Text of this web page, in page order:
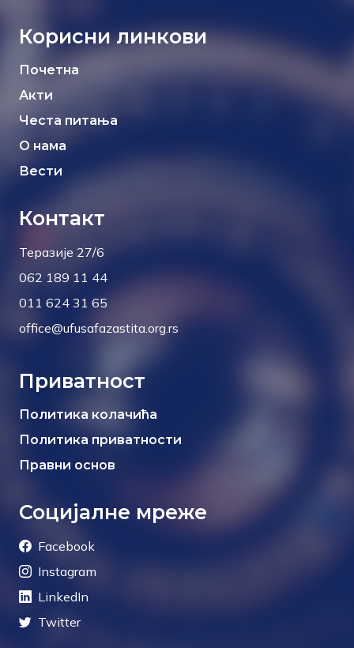
Корисни линкови
Почетна
Акти
Честа питања
О нама
Вести
Контакт
Теразије 27/6
062 189 11 44
011 624 31 65
office@ufusafazastita.org.rs
Приватност
Политика колачића
Политика приватности
Правни основ
Социјалне мреже
Facebook
Instagram
LinkedIn
Twitter